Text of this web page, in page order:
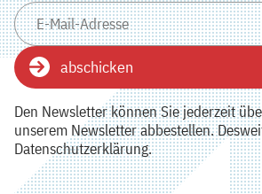
abschicken
Den Newsletter können Sie jederzeit
unserem Newsletter abbestellen.
Datenschutzerklärung.